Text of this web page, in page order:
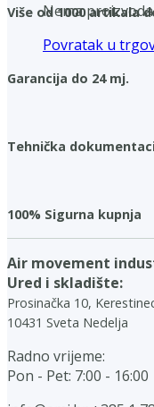
Nema
Povratak u
Više od 1000 artikala
Garancija do 24 mj.
Tehnička
100% Sigurna kupnja
Air movement
Ured i skladište:
Prosinačka 10,
10431 Sveta Nedelja
Radno vrijeme:
Pon - Pet: 7:00 - 16:00